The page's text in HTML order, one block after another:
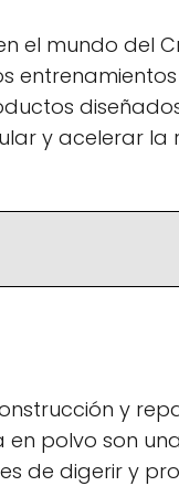
el mundo del
y acelerar la
y
en polvo son
de digerir y